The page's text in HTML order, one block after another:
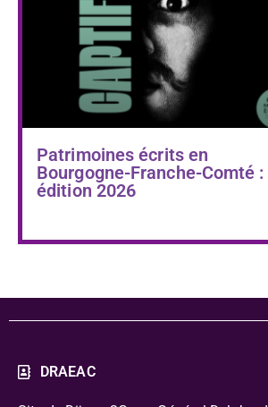
Patrimoines écrits en
Bourgogne-Franche-Comté :
édition 2026
DRAEAC